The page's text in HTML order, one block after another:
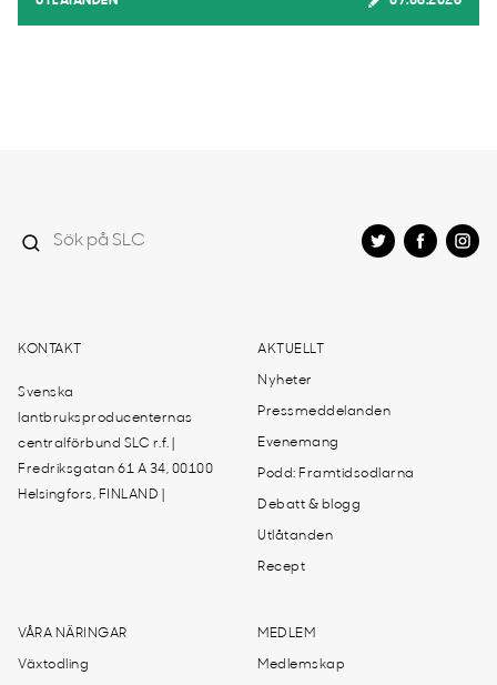
KONTAKT
Svenska
lantbruksproducenternas
centralförbund SLC r.f. |
Fredriksgatan 61 A 34, 00100
Helsingfors, FINLAND |
AKTUELLT
Nyheter
Pressmeddelanden
Evenemang
Podd: Framtidsodlarna
Debatt & blogg
Utlåtanden
Recept
VÅRA NÄRINGAR
Växtodling
MEDLEM
Medlemskap